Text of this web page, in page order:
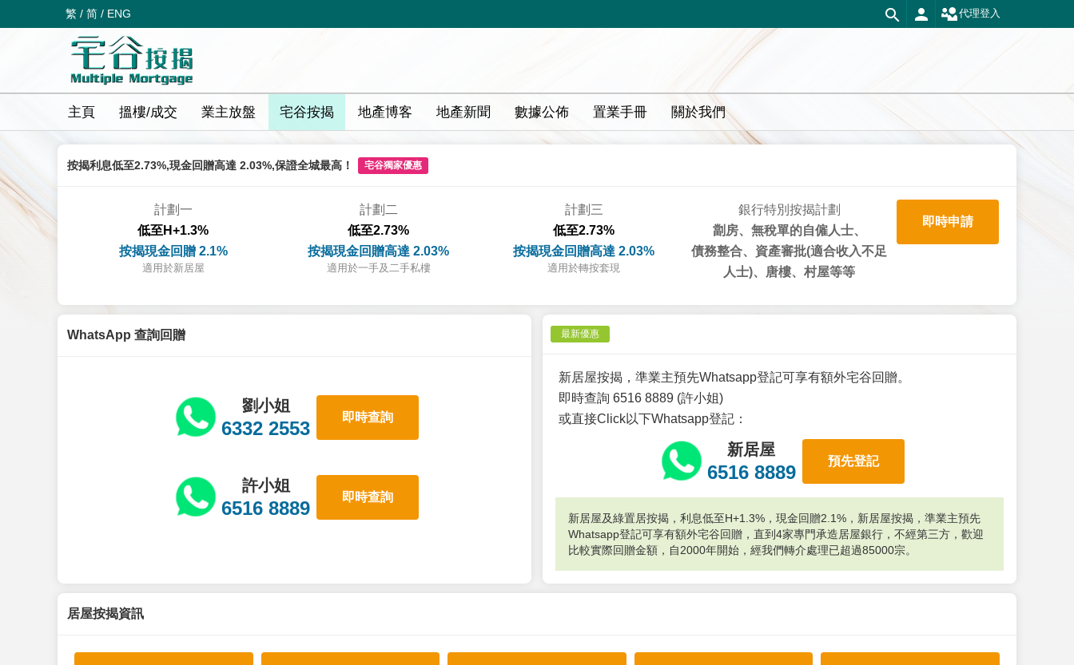
繁 / 简 / ENG 代理登入
主頁 搵樓/成交 業主放盤 宅谷按揭 地產博客 地產新聞 數據公佈 置業手冊 關於我們
按揭利息低至2.73%,現金回贈高達 2.03%,保證全城最高！ 宅谷獨家優惠
計劃一
低至H+1.3%
按揭現金回贈 2.1%
適用於新居屋
計劃二
低至2.73%
按揭現金回贈高達 2.03%
適用於一手及二手私樓
計劃三
低至2.73%
按揭現金回贈高達 2.03%
適用於轉按套現
銀行特別按揭計劃
劏房、無稅單的自僱人士、
債務整合、資產審批(適合收入不足
人士)、唐樓、村屋等等
即時申請
WhatsApp 查詢回贈
劉小姐
6332 2553
即時查詢
許小姐
6516 8889
即時查詢
最新優惠
新居屋按揭，準業主預先Whatsapp登記可享有額外宅谷回贈。
即時查詢 6516 8889 (許小姐)
或直接Click以下Whatsapp登記：
新居屋
6516 8889
預先登記
新居屋及綠置居按揭，利息低至H+1.3%，現金回贈2.1%，新居屋按揭，準業主預先
Whatsapp登記可享有額外宅谷回贈，直到4家專門承造居屋銀行，不經第三方，歡迎
比較實際回贈金額，自2000年開始，經我們轉介處理已超過85000宗。
居屋按揭資訊